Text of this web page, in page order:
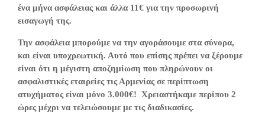
ένα μήνα ασφάλειας και άλλα 11€ για την προσωρινή
εισαγωγή της.
Την ασφάλεια μπορούμε να την αγοράσουμε στα σύνορα,
και είναι υποχρεωτική. Αυτό που επίσης πρέπει να ξέρουμε
είναι ότι η μέγιστη αποζημίωση που πληρώνουν οι
ασφαλιστικές εταιρείες τις Αρμενίας σε περίπτωση
ατυχήματος είναι μόνο 3.000€! Χρειαστήκαμε περίπου 2
ώρες μέχρι να τελειώσουμε με τις διαδικασίες.